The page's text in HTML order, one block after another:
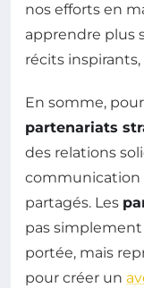
nos efforts en
apprendre plus
récits
En somme,
partenariats
des relations
communication
partagés. Les
pas
portée, mais
pour créer un